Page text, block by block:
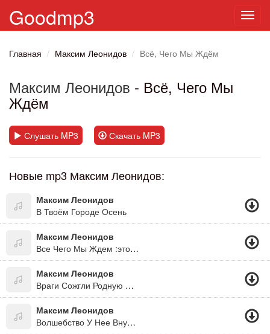
Goodmp3
Главная Максим Леонидов Всё, Чего Мы Ждём
Максим Леонидов - Всё, Чего Мы
Ждём
Слушать MP3 Скачать MP3
Новые mp3 Максим Леонидов:
Максим Леонидов
В Твоём Городе Осень
Максим Леонидов
Все Чего Мы Ждем :это Ты...это Я...это Мы....
Максим Леонидов
Враги Сожгли Родную Хату...(Песни Великой Отечественной Войны-Спасибо Деду За Победу!!!)
Максим Леонидов
Волшебство У Нее Внутри ("Дикая Штучка", 2009)